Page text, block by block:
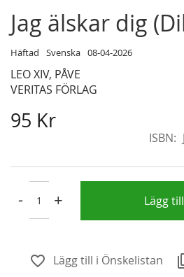
Jag älskar dig
Häftad Svenska 08-04-2026
LEO XIV, PÅVE
VERITAS FÖRLAG
95 Kr
ISBN
- + Lägg
Lägg till i Önskelistan
Skip
to
beginning
of
the
gallery